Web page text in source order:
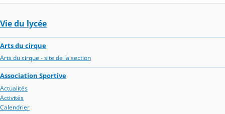
Vie du lycée
Arts du cirque
Arts du cirque - site de la section
Association Sportive
Actualités
Activités
Calendrier